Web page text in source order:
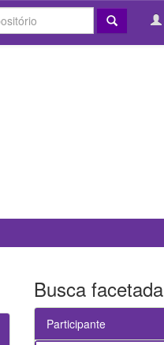
Busca facetada
Participante